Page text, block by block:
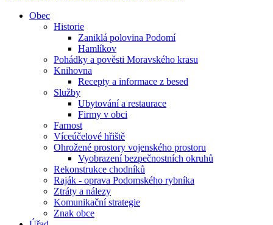
Obec
Historie
Zaniklá polovina Podomí
Hamlíkov
Pohádky a pověsti Moravského krasu
Knihovna
Recepty a informace z besed
Služby
Ubytování a restaurace
Firmy v obci
Farnost
Víceúčelové hřiště
Ohrožené prostory vojenského prostoru
Vyobrazení bezpečnostních okruhů
Rekonstrukce chodníků
Raják - oprava Podomského rybníka
Ztráty a nálezy
Komunikační strategie
Znak obce